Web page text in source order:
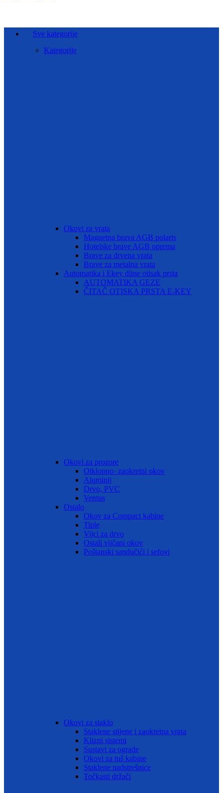
Sve kategorije
Kategorije
Okovi za vrata
Magnetna brava AGB polaris
Hotelske brave AGB oprema
Brave za drvena vrata
Brave za metalna vrata
Automatika i Ekey dline otisak prsta
AUTOMATIKA GEZE
ČITAČ OTISKA PRSTA E-KEY
Okovi za prozore
Otklopno- zaokretni okov
Aluminij
Drvo, PVC
Ventus
Ostalo
Okov za Compact kabine
Tiple
Vijci za drvo
Ostali vijčani okov
Poštanski sandučići i sefovi
Plaćanje i dostava
Search